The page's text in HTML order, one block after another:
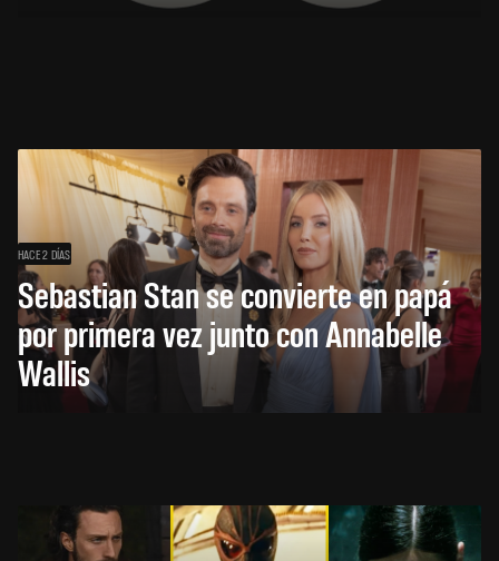
HACE 2 DÍAS
Sebastian Stan se convierte en papá
por primera vez junto con Annabelle
Wallis